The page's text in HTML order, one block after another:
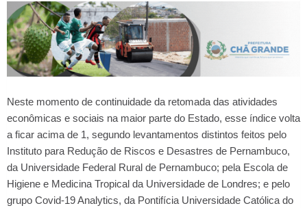
Neste momento de continuidade da retomada das atividades
econômicas e sociais na maior parte do Estado, esse índice volta
a ficar acima de 1, segundo levantamentos distintos feitos pelo
Instituto para Redução de Riscos e Desastres de Pernambuco,
da Universidade Federal Rural de Pernambuco; pela Escola de
Higiene e Medicina Tropical da Universidade de Londres; e pelo
grupo Covid-19 Analytics, da Pontifícia Universidade Católica do